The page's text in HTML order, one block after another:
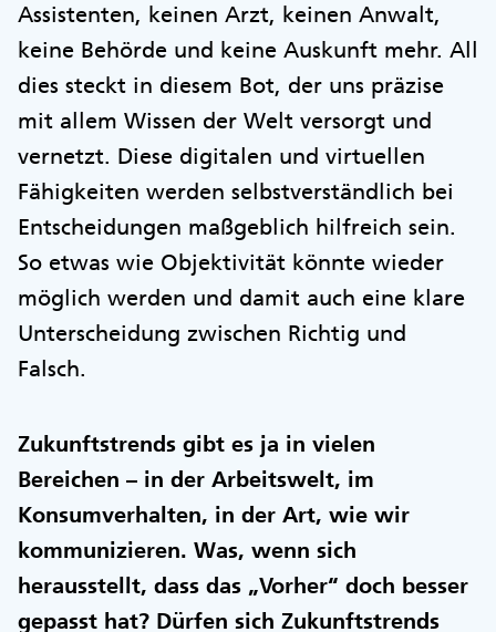
Assistenten, keinen Arzt, keinen Anwalt,
keine Behörde und keine Auskunft mehr. All
dies steckt in diesem Bot, der uns präzise
mit allem Wissen der Welt versorgt und
vernetzt. Diese digitalen und virtuellen
Fähigkeiten werden selbstverständlich bei
Entscheidungen maßgeblich hilfreich sein.
So etwas wie Objektivität könnte wieder
möglich werden und damit auch eine klare
Unterscheidung zwischen Richtig und
Falsch.
Zukunftstrends gibt es ja in vielen
Bereichen – in der Arbeitswelt, im
Konsumverhalten, in der Art, wie wir
kommunizieren. Was, wenn sich
herausstellt, dass das „Vorher“ doch besser
gepasst hat? Dürfen sich Zukunftstrends